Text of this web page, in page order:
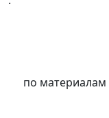
по материалам